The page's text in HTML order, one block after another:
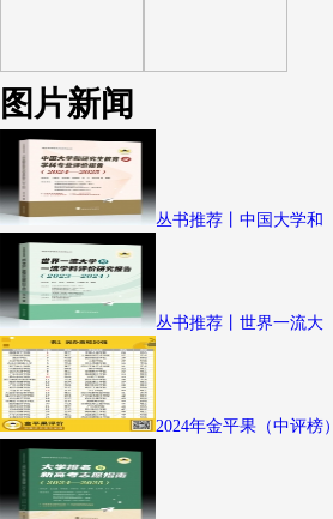
图片新闻
丛书推荐丨中国大学和
丛书推荐丨世界一流大
2024年金平果（中评榜）